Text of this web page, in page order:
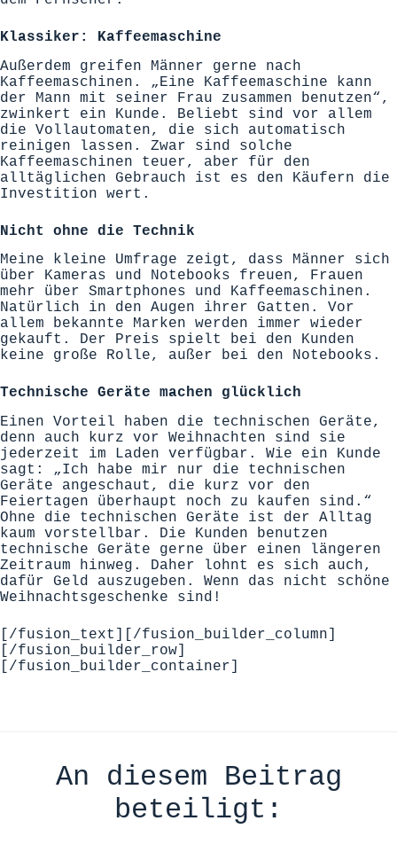
Klassiker: Kaffeemaschine
Außerdem greifen Männer gerne nach
Kaffeemaschinen. „Eine Kaffeemaschine kann
der Mann mit seiner Frau zusammen benutzen“,
zwinkert ein Kunde. Beliebt sind vor allem
die Vollautomaten, die sich automatisch
reinigen lassen. Zwar sind solche
Kaffeemaschinen teuer, aber für den
alltäglichen Gebrauch ist es den Käufern die
Investition wert.
Nicht ohne die Technik
Meine kleine Umfrage zeigt, dass Männer sich
über Kameras und Notebooks freuen, Frauen
mehr über Smartphones und Kaffeemaschinen.
Natürlich in den Augen ihrer Gatten. Vor
allem bekannte Marken werden immer wieder
gekauft. Der Preis spielt bei den Kunden
keine große Rolle, außer bei den Notebooks.
Technische Geräte machen glücklich
Einen Vorteil haben die technischen Geräte,
denn auch kurz vor Weihnachten sind sie
jederzeit im Laden verfügbar. Wie ein Kunde
sagt: „Ich habe mir nur die technischen
Geräte angeschaut, die kurz vor den
Feiertagen überhaupt noch zu kaufen sind.“
Ohne die technischen Geräte ist der Alltag
kaum vorstellbar. Die Kunden benutzen
technische Geräte gerne über einen längeren
Zeitraum hinweg. Daher lohnt es sich auch,
dafür Geld auszugeben. Wenn das nicht schöne
Weihnachtsgeschenke sind!
[/fusion_text][/fusion_builder_column]
[/fusion_builder_row]
[/fusion_builder_container]
An diesem Beitrag
beteiligt: